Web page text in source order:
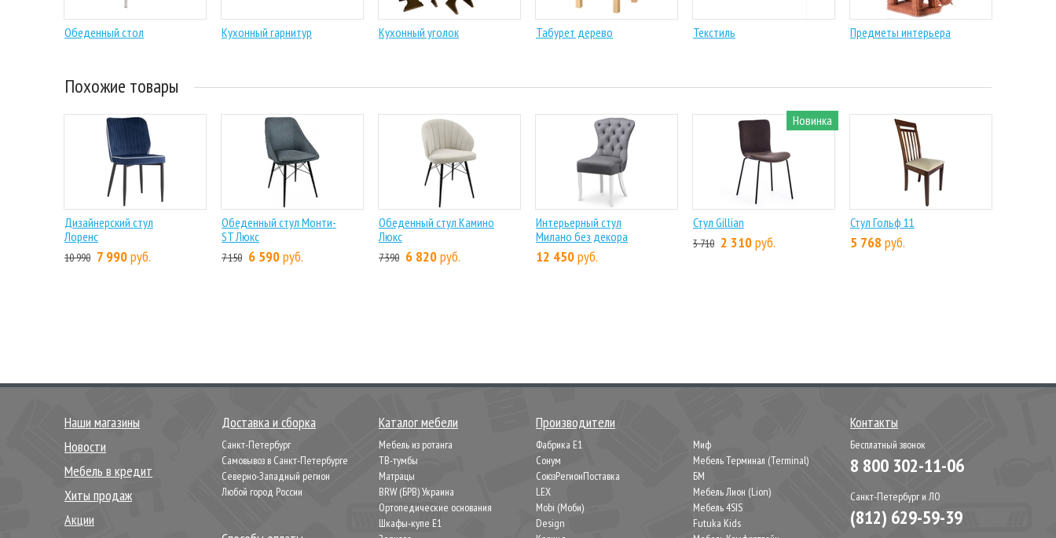
Обеденный стол Кухонный гарнитур Кухонный уголок Табурет дерево Текстиль Предметы интерьера
Похожие товары
Дизайнерский стул
Лоренс
10 990 7 990руб.
Обеденный стул Монти-
ST Люкс
7 150 6 590руб.
Обеденный стул Камино
Люкс
7 390 6 820руб.
Интерьерный стул
Милано без декора
12 450руб.
Новинка
Стул Gillian
3 710 2 310руб.
Стул Гольф 11
5 768 руб.
Наши магазины
Новости
Мебель в кредит
Хиты продаж
Акции
Доставка и сборка
Санкт-Петербург
Самовывоз в Санкт-Петербурге
Северно-Западный регион
Любой город России
Каталог мебели
Мебель из ротанга
ТВ-тумбы
Матрацы
BRW (БРВ) Украина
Ортопедические основания
Шкафы-купе Е1
Производители
Фабрика Е1
Сонум
СоюзРегионПоставка
LEX
Mobi (Моби)
Design
Миф
Мебель Терминал (Terminal)
БМ
Мебель Лион (Lion)
Мебель 4SIS
Futuka Kids
Контакты
Бесплатный звонок
8 800 302-11-06
Санкт-Петербург и ЛО
(812) 629-59-39